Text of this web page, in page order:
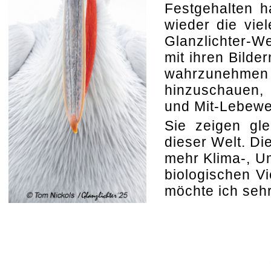
Festgehalten
wieder die
Glanzlichter-
mit ihren
und Mit-
Sie zeigen
dieser Welt.
mehr Klima-,
biologischen
möchte ich